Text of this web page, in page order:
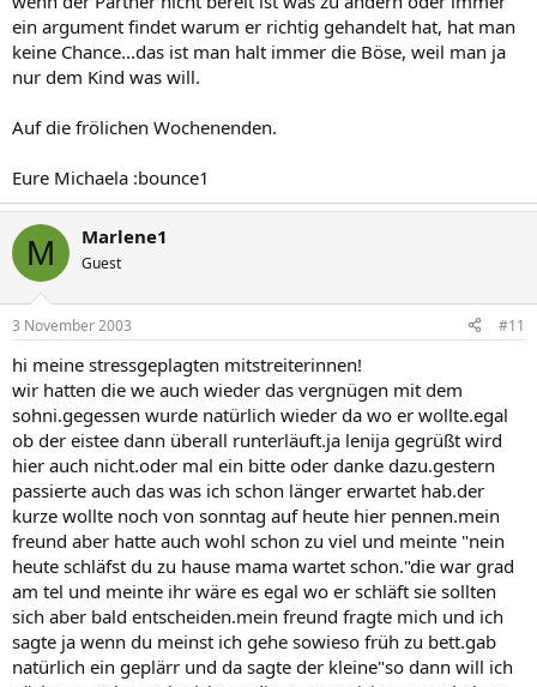
ein argument findet warum er richtig gehandelt hat, hat man
keine Chance...das ist man halt immer die Böse, weil man ja
nur dem Kind was will.
Auf die frölichen Wochenenden.
Eure Michaela :bounce1
M Marlene1
Guest
3 November 2003 #11
hi meine stressgeplagten mitstreiterinnen!
wir hatten die we auch wieder das vergnügen mit dem
sohni.gegessen wurde natürlich wieder da wo er wollte.egal
ob der eistee dann überall runterläuft.ja lenija gegrüßt wird
hier auch nicht.oder mal ein bitte oder danke dazu.gestern
passierte auch das was ich schon länger erwartet hab.der
kurze wollte noch von sonntag auf heute hier pennen.mein
freund aber hatte auch wohl schon zu viel und meinte "nein
heute schläfst du zu hause mama wartet schon."die war grad
am tel und meinte ihr wäre es egal wo er schläft sie sollten
sich aber bald entscheiden.mein freund fragte mich und ich
sagte ja wenn du meinst ich gehe sowieso früh zu bett.gab
natürlich ein geplärr und da sagte der kleine"so dann will ich